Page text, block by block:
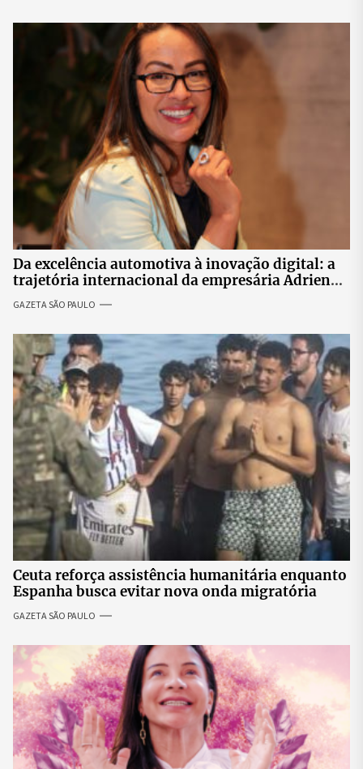
Da excelência automotiva à inovação digital: a
trajetória internacional da empresária Adriene
GAZETA SÃO PAULO
Ceuta reforça assistência humanitária enquanto
Espanha busca evitar nova onda migratória
GAZETA SÃO PAULO